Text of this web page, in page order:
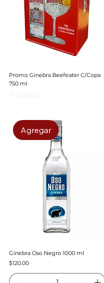
Promo Ginebra Beefeater C/Copa
750 ml
Agregar
Ginebra Oso Negro 1000 ml
Precio
$120.00